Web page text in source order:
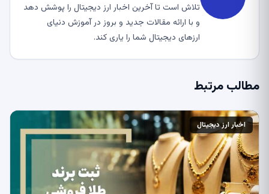
تلاش است تا آخرین اخبار ارز دیجیتال را پوشش دهد
و با ارائه مقالات جدید و بروز در آموزش دنیای
ارزهای دیجیتال شما را یاری کند.
مطالب مرتبط
اخبار ارز دیجیتال